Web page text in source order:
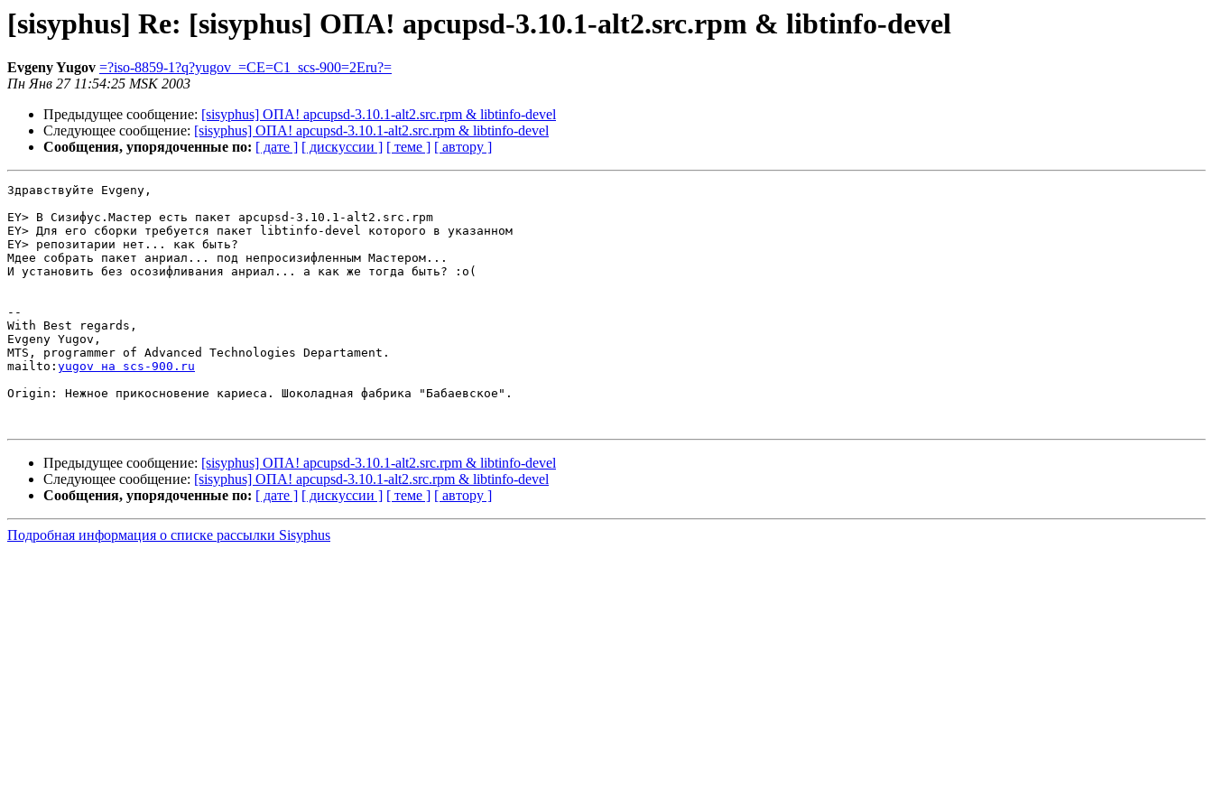
[sisyphus] Re: [sisyphus] ОПА! apcupsd-3.10.1-alt2.src.rpm & libtinfo-devel
Evgeny Yugov =?iso-8859-1?q?yugov_=CE=C1_scs-900=2Eru?=
Пн Янв 27 11:54:25 MSK 2003
Предыдущее сообщение: [sisyphus] ОПА! apcupsd-3.10.1-alt2.src.rpm & libtinfo-devel
Следующее сообщение: [sisyphus] ОПА! apcupsd-3.10.1-alt2.src.rpm & libtinfo-devel
Сообщения, упорядоченные по: [ дате ] [ дискуссии ] [ теме ] [ автору ]
Здравствуйте Evgeny,
EY> В Сизифус.Мастер есть пакет apcupsd-3.10.1-alt2.src.rpm
EY> Для его сборки требуется пакет libtinfo-devel которого в указанном
EY> репозитарии нет... как быть?
Мдее собрать пакет анриал... под непросизифленным Мастером...
И установить без осозифливания анриал... а как же тогда быть? :o(
--
With Best regards,
Evgeny Yugov,
MTS, programmer of Advanced Technologies Departament.
mailto: yugov на scs-900.ru
Origin: Нежное прикосновение кариеса. Шоколадная фабрика "Бабаевское".
Предыдущее сообщение: [sisyphus] ОПА! apcupsd-3.10.1-alt2.src.rpm & libtinfo-devel
Следующее сообщение: [sisyphus] ОПА! apcupsd-3.10.1-alt2.src.rpm & libtinfo-devel
Сообщения, упорядоченные по: [ дате ] [ дискуссии ] [ теме ] [ автору ]
Подробная информация о списке рассылки Sisyphus